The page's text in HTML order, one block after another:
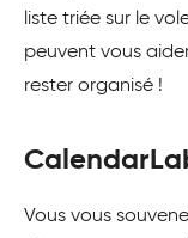
liste triée sur le
peuvent vous
rester organisé !
Vous vous